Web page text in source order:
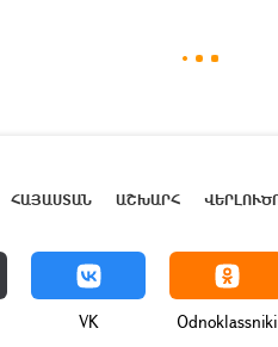
ՀԱՅԱՍՏԱՆ ԱՇԽԱՐՀ
VK Odnoklassniki